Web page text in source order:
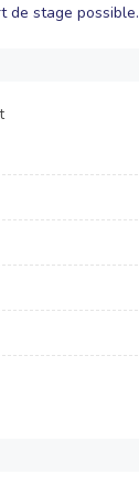
de stage possible.